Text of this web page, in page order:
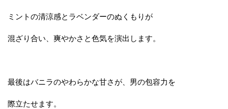
ミントの清涼感とラベンダーのぬくもりが
混ざり合い、爽やかさと色気を演出します。
最後はバニラのやわらかな甘さが、男の包容力を
際立たせます。